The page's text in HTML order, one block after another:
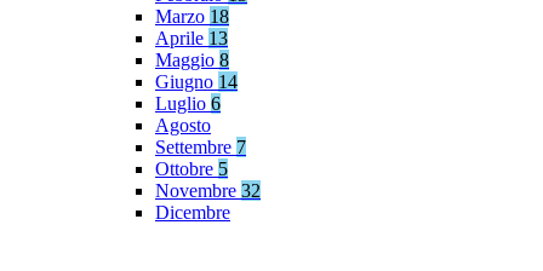
Marzo 18
Aprile 13
Maggio 8
Giugno 14
Luglio 6
Agosto
Settembre 7
Ottobre 5
Novembre 32
Dicembre